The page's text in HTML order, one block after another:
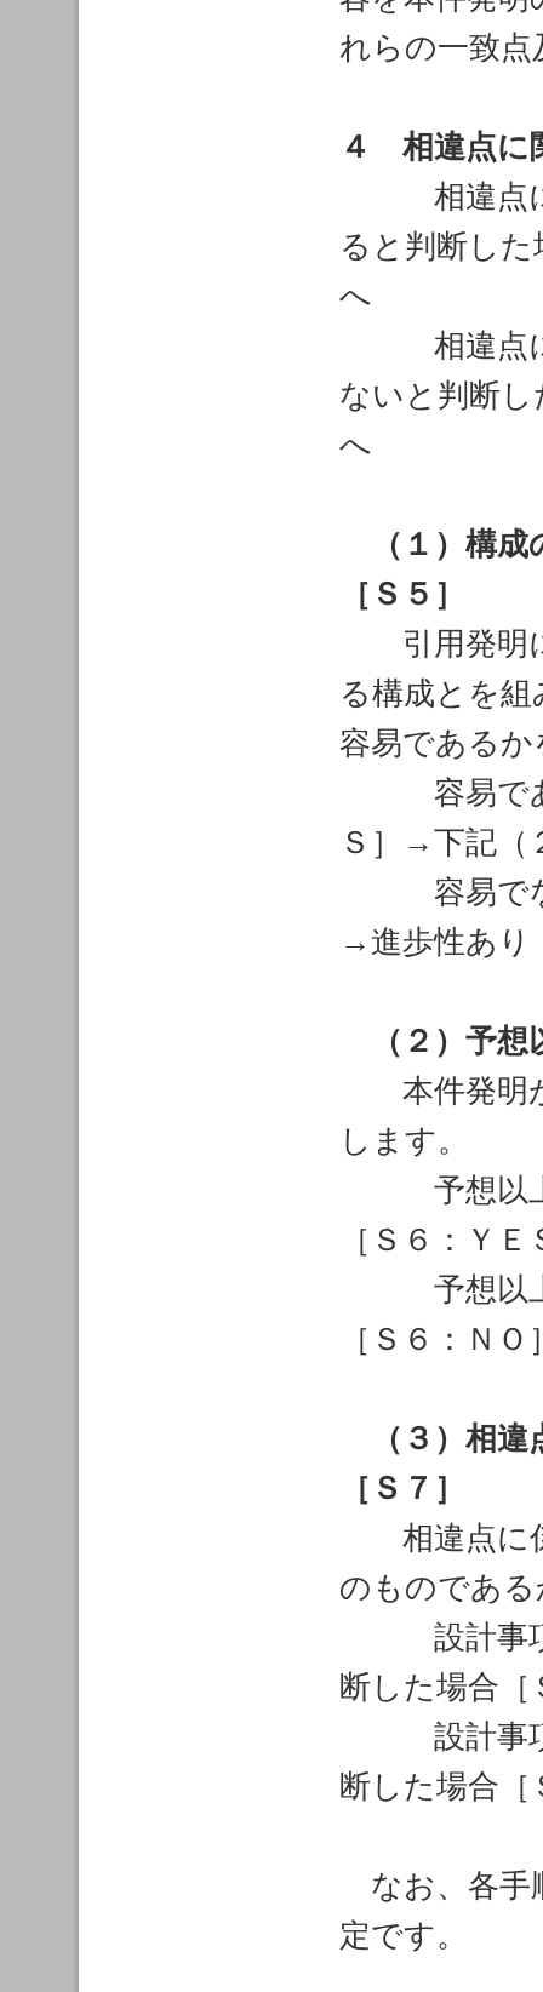
れらの一致
４ 相違点に
相違点に
ると判断し
へ
相違点に
ないと判断
へ
（１）構
［Ｓ５］
引用発明に
る構成とを
容易である
容易であ
Ｓ］→下記（
容易でな
→進歩性あり
（２）予
本件発明が
します。
予想以上
［Ｓ６：Ｙ
予想以上
［Ｓ６：Ｎ
（３）相
［Ｓ７］
相違点に係
のものであ
設計事項
断した場合
設計事項
断した場合
なお、各手
定です。